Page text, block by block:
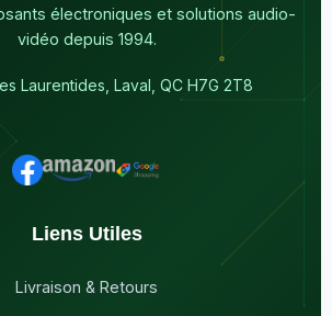
électroniques et solutions audio-
vidéo depuis 1994.
Laurentides, Laval, QC H7G 2T8
Liens Utiles
Livraison & Retours